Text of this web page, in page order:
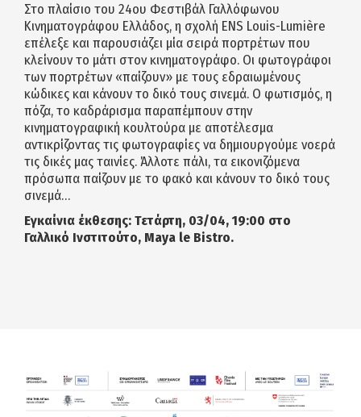
Στο πλαίσιο του 24ου Φεστιβάλ Γαλλόφωνου
Κινηματογράφου Ελλάδος, η σχολή ENS Louis-Lumière
επέλεξε και παρουσιάζει μία σειρά πορτρέτων που
κλείνουν το μάτι στον κινηματογράφο. Οι φωτογράφοι
των πορτρέτων «παίζουν» με τους εδραιωμένους
κώδικες και κάνουν το δικό τους σινεμά. Ο φωτισμός, η
πόζα, το καδράρισμα παραπέμπουν στην
κινηματογραφική κουλτούρα με αποτέλεσμα
αντικρίζοντας τις φωτογραφίες να δημιουργούμε νοερά
τις δικές μας ταινίες. Άλλοτε πάλι, τα εικονιζόμενα
πρόσωπα παίζουν με το φακό και κάνουν το δικό τους
σινεμά…
Εγκαίνια έκθεσης: Τετάρτη, 03/04, 19:00 στο
Γαλλικό Ινστιτούτο, Maya le Bistro.